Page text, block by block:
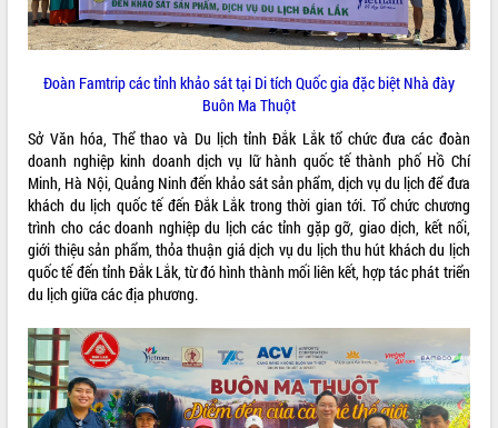
Đoàn Famtrip các tỉnh khảo sát tại Di tích Quốc gia đặc biệt Nhà đày
Buôn Ma Thuột
Sở Văn hóa, Thể thao và Du lịch tỉnh Đắk Lắk tổ chức đưa các đoàn
doanh nghiệp kinh doanh dịch vụ lữ hành quốc tế thành phố Hồ Chí
Minh, Hà Nội, Quảng Ninh đến khảo sát sản phẩm, dịch vụ du lịch để đưa
khách du lịch quốc tế đến Đắk Lắk trong thời gian tới. Tổ chức chương
trình cho các doanh nghiệp du lịch các tỉnh gặp gỡ, giao dịch, kết nối,
giới thiệu sản phẩm, thỏa thuận giá dịch vụ du lịch thu hút khách du lịch
quốc tế đến tỉnh Đắk Lắk, từ đó hình thành mối liên kết, hợp tác phát triển
du lịch giữa các địa phương.